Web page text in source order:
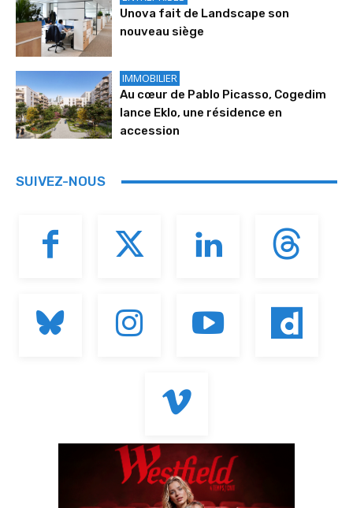
Unova fait de Landscape son
nouveau siège
IMMOBILIER
Au cœur de Pablo Picasso, Cogedim
lance Eklo, une résidence en
accession
SUIVEZ-NOUS